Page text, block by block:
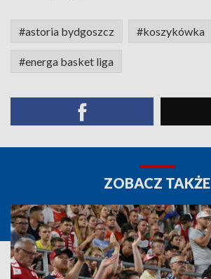
#astoria bydgoszcz #koszykówka
#energa basket liga
ZOBACZ TAKŻE